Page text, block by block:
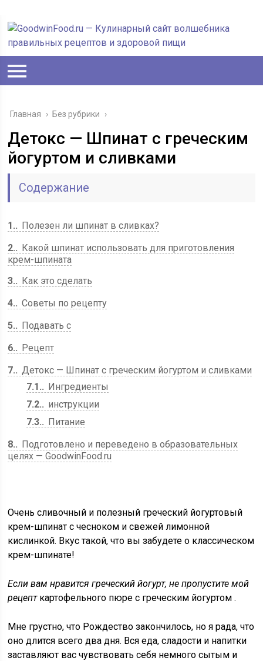
Главная › Без рубрики ›
Детокс — Шпинат с греческим
йогуртом и сливками
Содержание
1.
Полезен ли шпинат в сливках?
2.
Какой шпинат использовать для приготовления
крем-шпината
3.
Как это сделать
4.
Советы по рецепту
5.
Подавать с
6.
Рецепт
7.
Детокс — Шпинат с греческим йогуртом и сливками
7.1.
Ингредиенты
7.2.
инструкции
7.3.
Питание
8.
Подготовлено и переведено в образовательных
целях — GoodwinFood.ru
Очень сливочный и полезный греческий йогуртовый
крем-шпинат с чесноком и свежей лимонной
кислинкой. Вкус такой, что вы забудете о классическом
крем-шпинате!
Если вам нравится греческий йогурт, не пропустите мой
рецепткартофельного пюре с греческим йогуртом .
Мне грустно, что Рождество закончилось, но я рада, что
оно длится всего два дня. Вся еда, сладости и напитки
заставляют вас чувствовать себя немного сытым и